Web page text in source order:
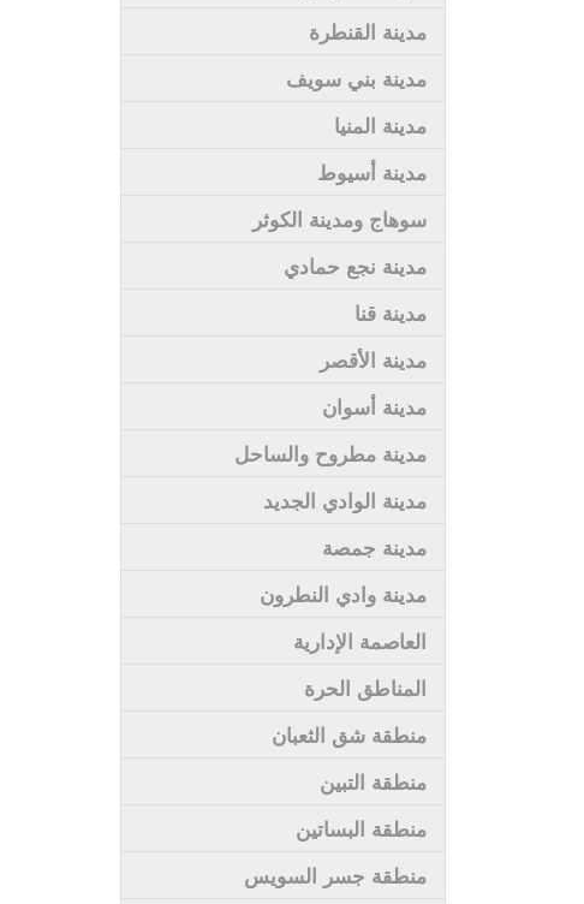
مدينة القنطرة
مدينة بني سويف
مدينة المنيا
مدينة أسيوط
سوهاج ومدينة الكوثر
مدينة نجع حمادي
مدينة قنا
مدينة الأقصر
مدينة أسوان
مدينة مطروح والساحل
مدينة الوادي الجديد
مدينة جمصة
مدينة وادي النطرون
العاصمة الإدارية
المناطق الحرة
منطقة شق الثعبان
منطقة التبين
منطقة البساتين
منطقة جسر السويس